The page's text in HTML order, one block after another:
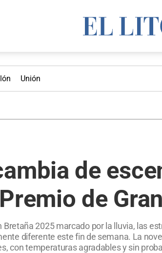
Unión
de
de
Bretaña 2025 marcado por la lluvia, las
diferente este fin de semana. La
con temperaturas agradables y sin